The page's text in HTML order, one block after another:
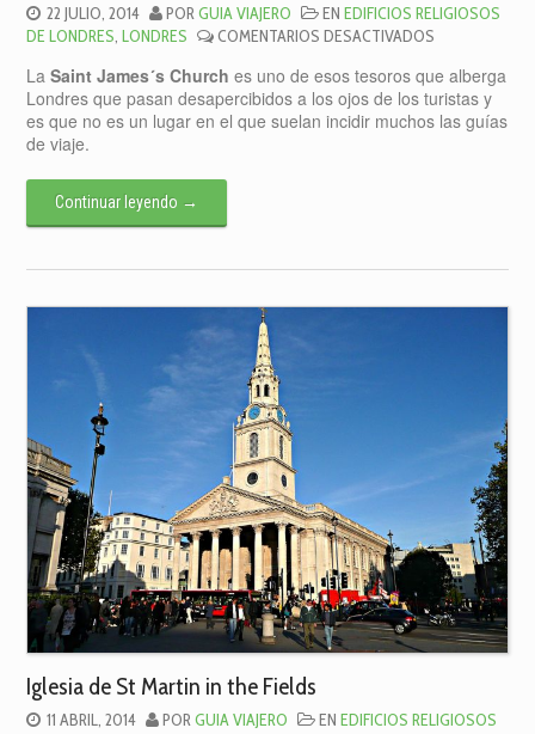
22 JULIO, 2014 PORGUIA VIAJERO ENEDIFICIOS RELIGIOSOS
DE LONDRES,LONDRES COMENTARIOS DESACTIVADOS
JAMES
´S
CHURCH
LaSaint James´s Church es uno de esos tesoros que alberga
Londres que pasan desapercibidos a los ojos de los turistas y
es que no es un lugar en el que suelan incidir muchos las guías
de viaje.
Continuar leyendo →
Iglesia de St Martin in the Fields
11 ABRIL, 2014 PORGUIA VIAJERO ENEDIFICIOS RELIGIOSOS